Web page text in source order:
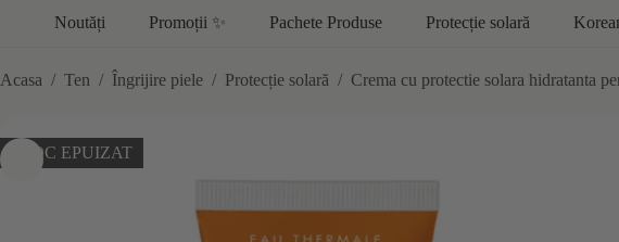
Noutăți Promoții ✨ Pachete Produse Protecție solară
Acasa / Ten / Îngrijire piele / Protecție solară / Crema cu protectie solara hidratanta
STOC EPUIZAT